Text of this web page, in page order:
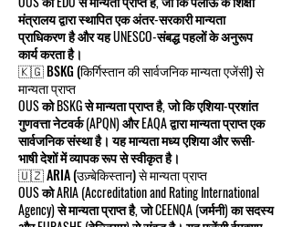
मंत्रालय द्वारा स्थापित एक अंतर-सरकारी मान्यता
प्राधिकरण है और यह UNESCO-संबद्ध पहलों के अनुरूप
कार्य करता है।
🇰🇬 BSKG (किर्गिस्तान की सार्वजनिक मान्यता एजेंसी) से
मान्यता प्राप्त
OUS को BSKG से मान्यता प्राप्त है, जो कि एशिया-प्रशांत
गुणवत्ता नेटवर्क (APQN) और EAQA द्वारा मान्यता प्राप्त एक
सार्वजनिक संस्था है। यह मान्यता मध्य एशिया और रूसी-
भाषी देशों में व्यापक रूप से स्वीकृत है।
🇺🇿 ARIA (उज़्बेकिस्तान) से मान्यता प्राप्त
OUS को ARIA (Accreditation and Rating International
Agency) से मान्यता प्राप्त है, जो CEENQA (जर्मनी) का सदस्य